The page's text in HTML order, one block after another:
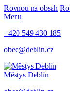
Rovnou na obsah
Menu
+420 549 430 185
obec@deblin.cz
Městys Deblín